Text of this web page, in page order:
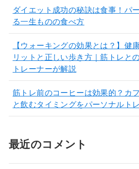
ダイエット成功の秘訣は食事！パ
る一生ものの食べ方
【ウォーキングの効果とは？】健
リットと正しい歩き方｜筋トレと
トレーナーが解説
筋トレ前のコーヒーは効果的？カ
と飲むタイミングをパーソナルト
最近のコメント